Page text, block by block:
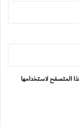
المتصفح لاستخدامها